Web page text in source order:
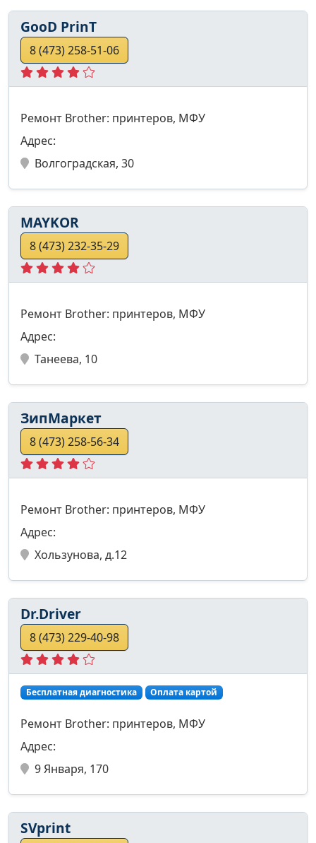
GooD PrinT
8 (473) 258-51-06
Ремонт Brother: принтеров, МФУ
Адрес:
Волгоградская, 30
MAYKOR
8 (473) 232-35-29
Ремонт Brother: принтеров, МФУ
Адрес:
Танеева, 10
ЗипМаркет
8 (473) 258-56-34
Ремонт Brother: принтеров, МФУ
Адрес:
Хользунова, д.12
Dr.Driver
8 (473) 229-40-98
Бесплатная диагностика Оплата картой
Ремонт Brother: принтеров, МФУ
Адрес:
9 Января, 170
SVprint